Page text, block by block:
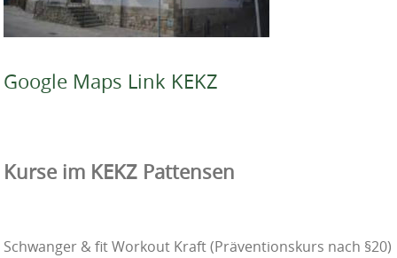
Google Maps Link KEKZ
Kurse im KEKZ Pattensen
Schwanger & fit Workout Kraft (Präventionskurs nach §20)